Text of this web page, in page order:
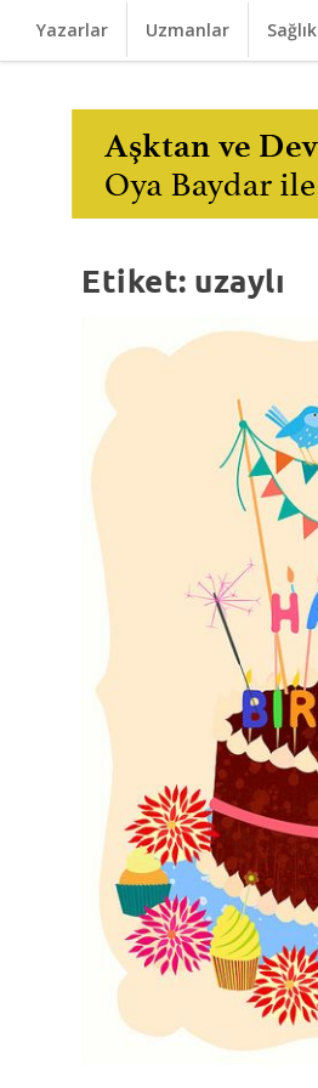
Yazarlar Uzmanlar Sağlık
Etiket: uzaylı